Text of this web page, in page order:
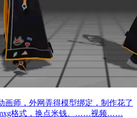
画师，外网弄得模型绑定，制作花了
格式，换点米钱。……视频……